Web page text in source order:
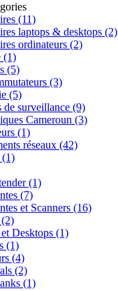
(11)
laptops & desktops (2)
ordinateurs (2)
(1)
(5)
(3)
(5)
de surveillance (9)
Cameroun (3)
(1)
réseaux (42)
(1)
(1)
(7)
et Scanners (16)
(2)
Desktops (1)
(1)
(4)
(2)
(1)